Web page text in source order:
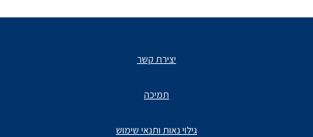
יצירת קשר
תמיכה
גילוי נאות ותנאי שימוש